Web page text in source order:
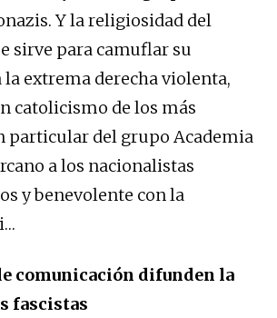
Y la religiosidad del
sirve para camuflar su
extrema derecha violenta,
catolicismo de los más
particular del grupo Academia
a los nacionalistas
y benevolente con la
comunicación difunden la
fascistas